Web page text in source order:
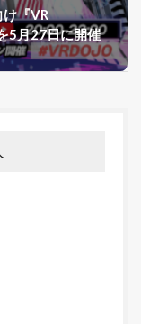
『VR
5月27日に開催